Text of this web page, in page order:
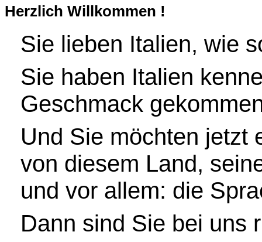
Herzlich Willkommen !
Sie lieben Italien, wie
Sie haben Italien
Geschmack
Und Sie möchten jetzt
von diesem Land,
und vor allem: die
Dann sind Sie bei uns